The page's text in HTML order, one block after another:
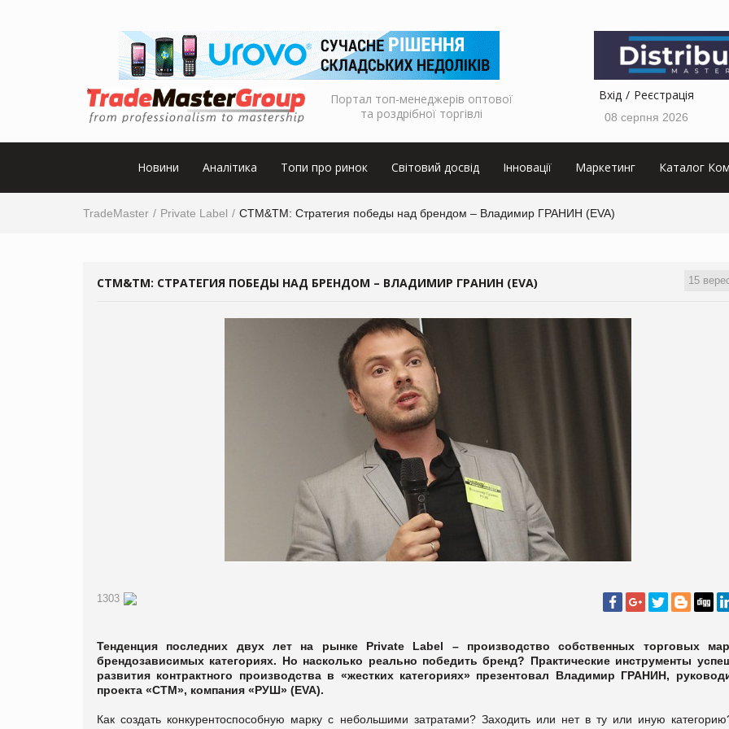
Портал топ-менеджерів оптової
та роздрібної торгівлі
Вхід Реєстрація
08 серпня 2026
Новини Аналітика Топи про ринок Світовий досвід Інновації Маркетинг Каталог
TradeMaster Private Label СТМ&ТМ: Стратегия победы над брендом – Владимир ГРАНИН (EVA)
15
СТМ&ТМ: СТРАТЕГИЯ ПОБЕДЫ НАД БРЕНДОМ – ВЛАДИМИР ГРАНИН (EVA)
1303
Тенденция последних двух лет на рынке Private Label – производство собственных торговых
брендозависимых категориях. Но насколько реально победить бренд? Практические инструменты
развития контрактного производства в «жестких категориях» презентовал Владимир ГРАНИН,
проекта «СТМ», компания «РУШ» (ЕVA).
Как создать конкурентоспособную марку с небольшими затратами? Заходить или нет в ту или иную